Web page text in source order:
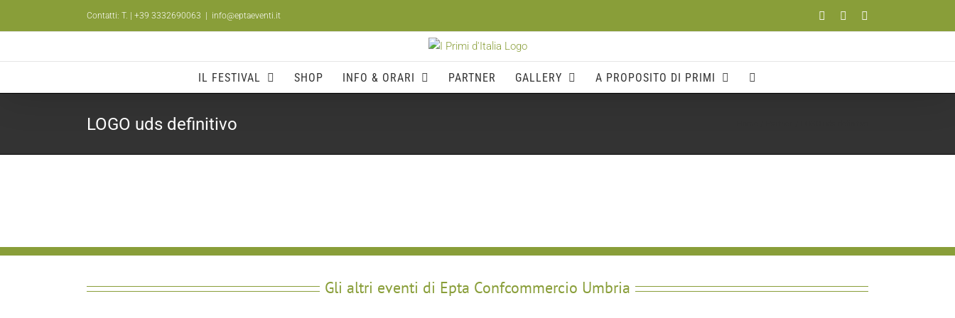
Contatti: T. | +39 3332690063 info@eptaeventi.it FacebookYouTube
IL FESTIVAL SHOP INFO & ORARI PARTNER GALLERY A PROPOSITO DI PRIMI
LOGO uds definitivo
Gli altri eventi di Epta Confcommercio Umbria